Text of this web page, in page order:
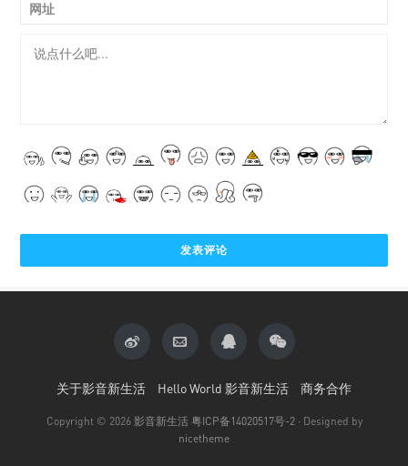
网址
关于影音新生活 Hello World 影音新生活 商务合作
Copyright © 2026 影音新生活 粤ICP备14020517号-2 · Designed by
nicetheme